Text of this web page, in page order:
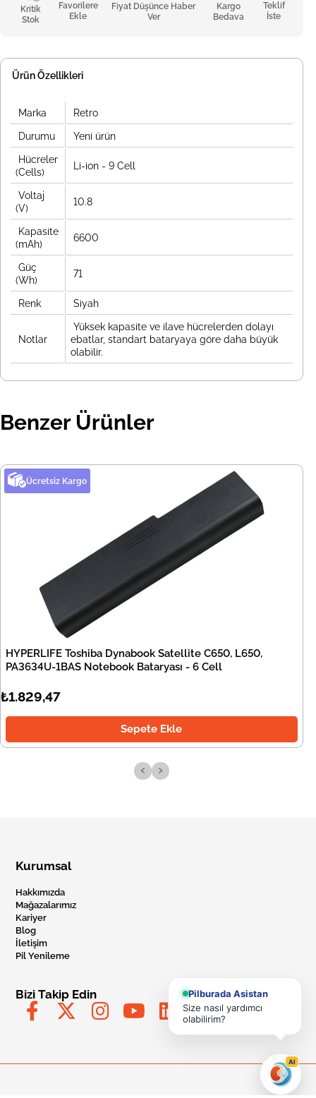
Kritik
Stok
Favorilere
Ekle
Fiyat Düşünce Haber
Ver
Kargo
Bedava
Teklif
İste
Ürün Özellikleri
Marka Retro
Durumu Yeni ürün
Hücreler
(Cells)
Li-ion - 9 Cell
Voltaj
(V)
10.8
Kapasite
(mAh)
6600
Güç
(Wh)
71
Renk Siyah
Notlar
Yüksek kapasite ve ilave hücrelerden dolayı
ebatlar, standart bataryaya göre daha büyük
olabilir.
Benzer Ürünler
Ücretsiz Kargo
HYPERLIFE Toshiba Dynabook Satellite C650, L650,
PA3634U-1BAS Notebook Bataryası - 6 Cell
₺1.829,47
Sepete Ekle
‹ ›
Kurumsal
Hakkımızda
Mağazalarımız
Kariyer
Blog
İletişim
Pil Yenileme
Bizi Takip Edin
Pilburada Asistan
Size nasıl yardımcı
olabilirim?
AI